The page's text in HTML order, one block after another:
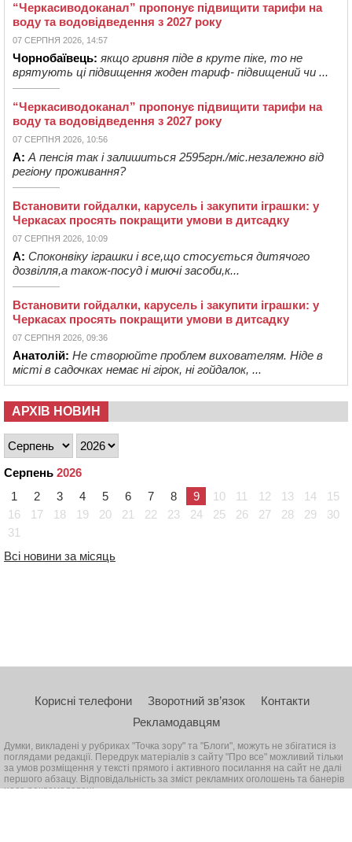
“Черкасиводоканал” пропонує підвищити тарифи на
воду та водовідведення з 2027 року
07 СЕРПНЯ 2026, 14:57
Чорнобаївець: якщо гривня піде в круте піке, то не
врятують ці підвищення жоден тариф- підвищений чи ...
“Черкасиводоканал” пропонує підвищити тарифи на
воду та водовідведення з 2027 року
07 СЕРПНЯ 2026, 10:56
А: А пенсія так і залишиться 2595грн./міс.незалежно від
регіону проживання?
Встановити гойдалки, карусель і закупити іграшки: у
Черкасах просять покращити умови в дитсадку
07 СЕРПНЯ 2026, 10:09
А: Споконвіку іграшки і все,що стосується дитячого
дозвілля,а також-посуд і миючі засоби,к...
Встановити гойдалки, карусель і закупити іграшки: у
Черкасах просять покращити умови в дитсадку
07 СЕРПНЯ 2026, 09:36
Анатолій: Не створюйте проблем вихователям. Ніде в
місті в садочках немає ні гірок, ні гойдалок, ...
АРХІВ НОВИН
Серпень 2026
1
2 3 4 5 6 7 8 9 10 11 12 13 14
15
16
17 18 19 20 21 22 23 24 25 26 27 28 29
30
31
Всі новини за місяць
Корисні телефони Зворотний зв’язок
Контакти
Рекламодавцям
Думки, викладені у рубриках "Точка зору" та "Блоги", можуть не збігатися із
поглядами редакції. Передрук матеріалів з сайту "Про все" можливий тільки
за умов розміщення у тексті прямого і активного посилання на сайт не далі
першого абзацу. Відповідальність за зміст рекламних оголошень та банерів
несе рекламодавець